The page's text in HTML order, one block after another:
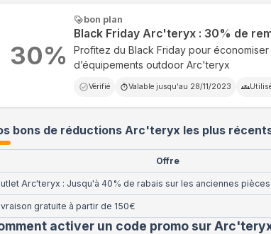
bon plan
Black Friday Arc'teryx : 30% de
Profitez du Black Friday pour
d’équipements outdoor Arc'teryx
Vérifié Valable jusqu'au 28/11/2023
30%
bons de réductions Arc'teryx les plus
Offre
Arc'teryx : Jusqu'à 40% de rabais sur les anciennes pièces
gratuite à partir de 150€
activer un code promo sur